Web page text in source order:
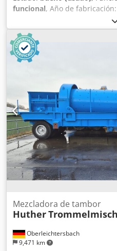
funcional, Año de fabricación:
de cangilones usada de la
año de fabricación 1997,
m³/h Dkodpfezbawksx Abzer
Longitud: 4,00 m, Anchura:
3,60 m, Número de
Oberleichtersbach
9,471 km
Mezcladora de tambor
Huther